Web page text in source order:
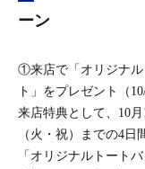
ーン
①来店で「オリジナル
ト」をプレゼント（10/
来店特典として、10
（火・祝）までの4
「オリジナルトート